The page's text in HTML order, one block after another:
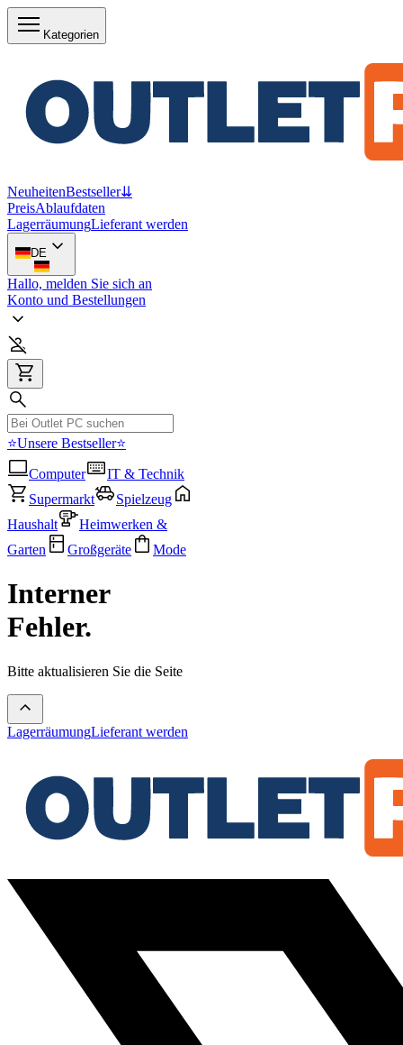
Kategorien
NeuheitenBestseller⇊
PreisAblaufdaten
LagerräumungLieferant werden
DE
Hallo, melden Sie sich an
Konto und Bestellungen
⭐Unsere Bestseller⭐
Computer
IT & Technik
Supermarkt
Spielzeug
Haushalt
Heimwerken &
Garten
Großgeräte Mode
Interner
Fehler.
Bitte aktualisieren Sie die Seite
LagerräumungLieferant werden